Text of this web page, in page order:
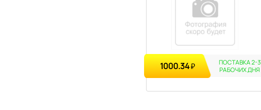
1000.34₽
ПОСТАВКА 2-3
РАБОЧИХ ДНЯ